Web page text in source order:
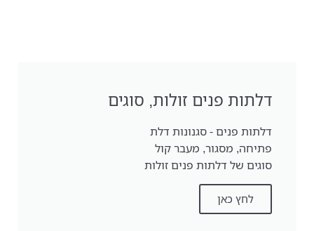
דלתות פנים זולות, סוגים
דלתות פנים - סגנונות דלת
פתיחה, מסגור, מעבר קול
סוגים של דלתות פנים זולות
לחץ כאן